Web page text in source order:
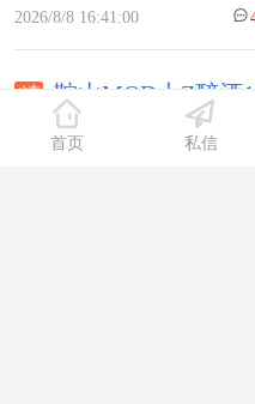
2026/8/8 16:41:00
鞍山MQD大Z醉酒
2026/8/5 13:14:00
首页 私信